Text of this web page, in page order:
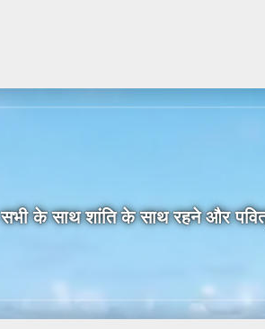
सभी के साथ शांति के साथ रहने और